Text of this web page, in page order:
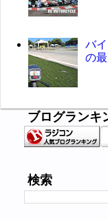
バ
の
ブログランキ
検索